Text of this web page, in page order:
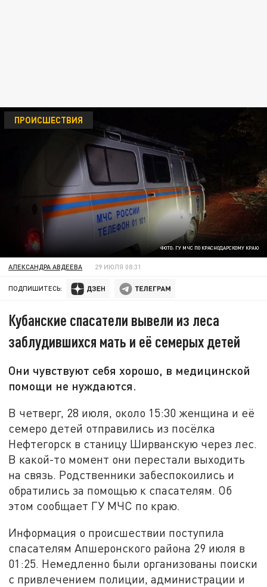
ФОТО: ГУ МЧС ПО КРАСНОДАРСКОМУ КРАЮ
ПРОИСШЕСТВИЯ
АЛЕКСАНДРА АВДЕЕВА 29 ИЮЛЯ 08:31
ПОДПИШИТЕСЬ:
Кубанские спасатели вывели из леса
заблудившихся мать и её семерых детей
Они чувствуют себя хорошо, в медицинской
помощи не нуждаются.
В четверг, 28 июля, около 15:30 женщина и её
семеро детей отправились из посёлка
Нефтегорск в станицу Ширванскую через лес.
В какой-то момент они перестали выходить
на связь. Родственники забеспокоились и
обратились за помощью к спасателям. Об
этом сообщает ГУ МЧС по краю.
Информация о происшествии поступила
спасателям Апшеронского района 29 июля в
01:25. Немедленно были организованы поиски
с привлечением полиции, администрации и